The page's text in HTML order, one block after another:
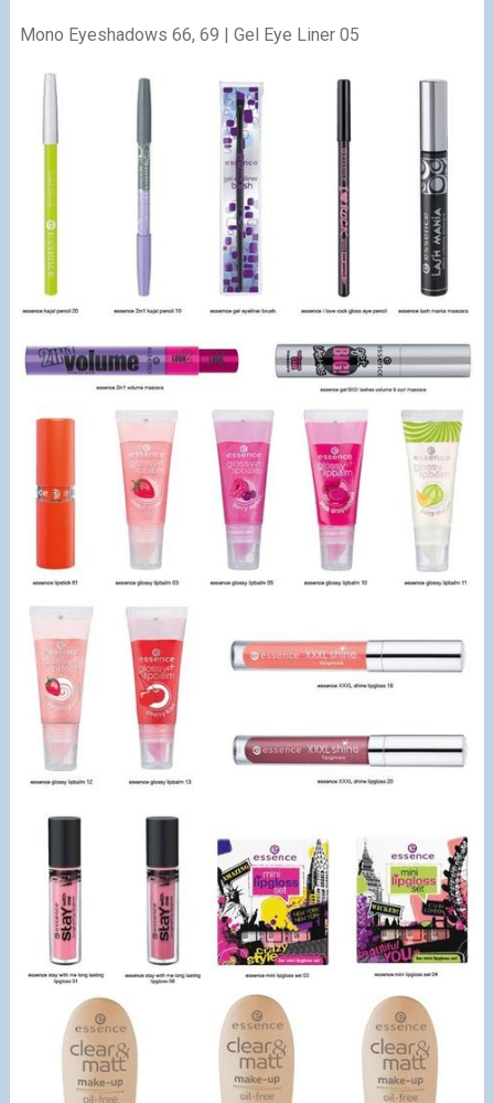
Mono Eyeshadows 66, 69 | Gel Eye Liner 05